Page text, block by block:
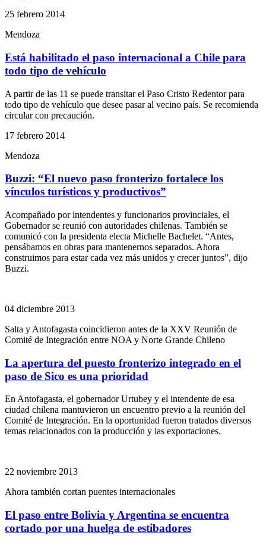
25 febrero 2014
Mendoza
Está habilitado el paso internacional a Chile para
todo tipo de vehículo
A partir de las 11 se puede transitar el Paso Cristo Redentor para
todo tipo de vehículo que desee pasar al vecino país. Se recomienda
circular con precaución.
17 febrero 2014
Mendoza
Buzzi: “El nuevo paso fronterizo fortalece los
vínculos turísticos y productivos”
Acompañado por intendentes y funcionarios provinciales, el
Gobernador se reunió con autoridades chilenas. También se
comunicó con la presidenta electa Michelle Bachelet. “Antes,
pensábamos en obras para mantenernos separados. Ahora
construimos para estar cada vez más unidos y crecer juntos”, dijo
Buzzi.
04 diciembre 2013
Salta y Antofagasta coincidieron antes de la XXV Reunión de
Comité de Integración entre NOA y Norte Grande Chileno
La apertura del puesto fronterizo integrado en el
paso de Sico es una prioridad
En Antofagasta, el gobernador Urtubey y el intendente de esa
ciudad chilena mantuvieron un encuentro previo a la reunión del
Comité de Integración. En la oportunidad fueron tratados diversos
temas relacionados con la producción y las exportaciones.
22 noviembre 2013
Ahora también cortan puentes internacionales
El paso entre Bolivia y Argentina se encuentra
cortado por una huelga de estibadores